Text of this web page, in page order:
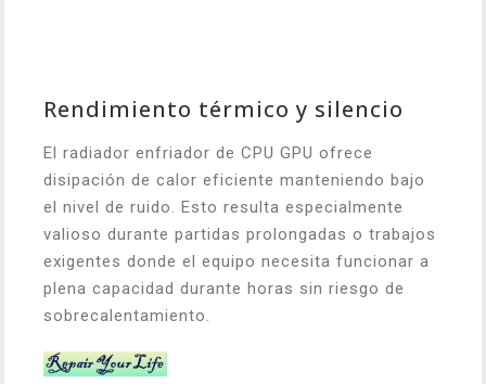
Rendimiento térmico y silencio
El radiador enfriador de CPU GPU ofrece
disipación de calor eficiente manteniendo bajo
el nivel de ruido. Esto resulta especialmente
valioso durante partidas prolongadas o trabajos
exigentes donde el equipo necesita funcionar a
plena capacidad durante horas sin riesgo de
sobrecalentamiento.